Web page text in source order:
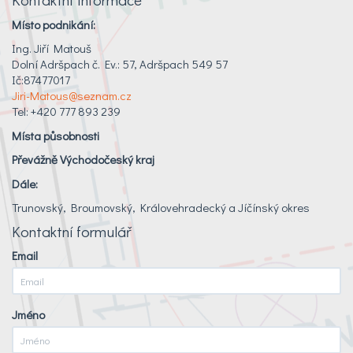
Místo podnikání:
Ing. Jiří Matouš
Dolní Adršpach č. Ev.: 57, Adršpach 549 57
Ič:87477017
Jiri-Matous@seznam.cz
Tel: +420 777 893 239
Místa působnosti
Převážně Východočeský kraj
Dále:
Trunovský, Broumovský, Královehradecký a Jíčínský okres
Kontaktní formulář
Email
Jméno